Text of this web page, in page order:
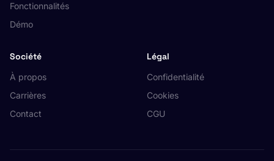
Fonctionnalités
Démo
Société
À propos
Carrières
Contact
Légal
Confidentialité
Cookies
CGU